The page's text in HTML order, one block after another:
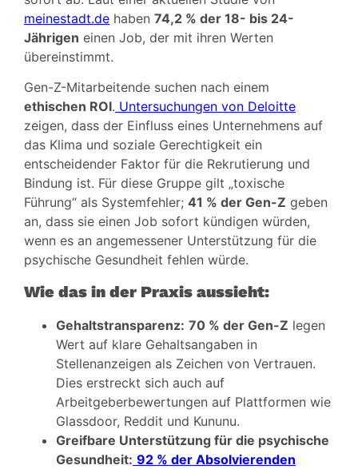
meinestadt.de haben 74,2 % der 18- bis 24-
Jährigen einen Job, der mit ihren Werten
übereinstimmt.
Gen-Z-Mitarbeitende suchen nach einem
ethischen ROI. Untersuchungen von Deloitte
zeigen, dass der Einfluss eines Unternehmens auf
das Klima und soziale Gerechtigkeit ein
entscheidender Faktor für die Rekrutierung und
Bindung ist. Für diese Gruppe gilt „toxische
Führung“ als Systemfehler; 41 % der Gen-Z geben
an, dass sie einen Job sofort kündigen würden,
wenn es an angemessener Unterstützung für die
psychische Gesundheit fehlen würde.
Wie das in der Praxis aussieht:
Gehaltstransparenz: 70 % der Gen-Z legen
Wert auf klare Gehaltsangaben in
Stellenanzeigen als Zeichen von Vertrauen.
Dies erstreckt sich auch auf
Arbeitgeberbewertungen auf Plattformen wie
Glassdoor, Reddit und Kununu.
Greifbare Unterstützung für die psychische
Gesundheit: 92 % der Absolvierenden